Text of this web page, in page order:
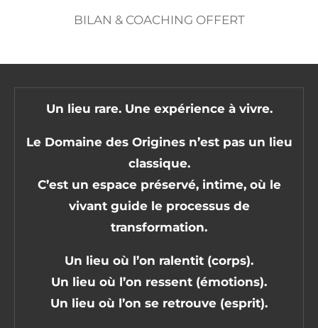
BILAN & COACHING OFFERT
Un lieu rare. Une expérience à vivre.
Le Domaine des Origines n’est pas un lieu
classique.
C’est un espace préservé, intime, où le
vivant guide le processus de
transformation.
Un lieu où l’on ralentit (corps).
Un lieu où l’on ressent (émotions).
Un lieu où l’on se retrouve (esprit).